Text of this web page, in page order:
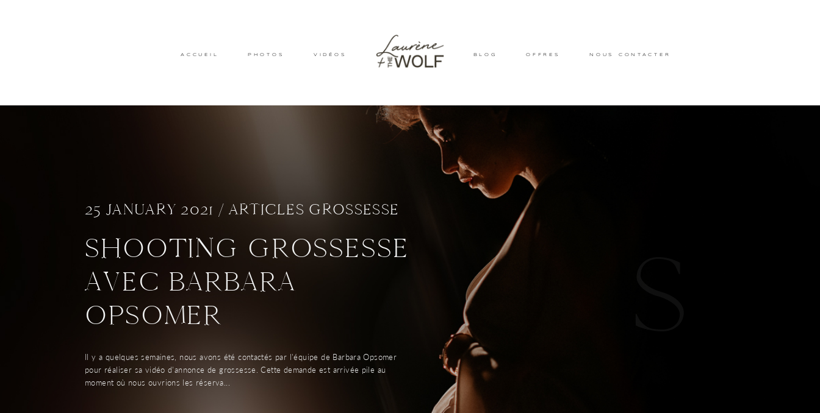
ACCUEIL PHOTOS VIDÉOS BLOG OFFRES NOUS CONTACTER
25 JANUARY 2021 / ARTICLES GROSSESSE
SHOOTING GROSSESSE
AVEC BARBARA
OPSOMER
Il y a quelques semaines, nous avons été contactés par l'équipe de Barbara Opsomer
pour réaliser sa vidéo d'annonce de grossesse. Cette demande est arrivée pile au
moment où nous ouvrions les réserva...